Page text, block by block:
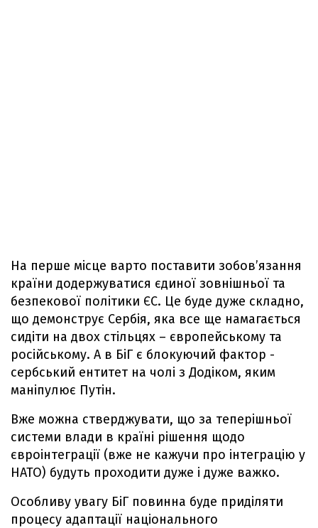
На перше місце варто поставити зобов’язання
країни додержуватися єдиної зовнішньої та
безпекової політики ЄС. Це буде дуже складно,
що демонструє Сербія, яка все ще намагається
сидіти на двох стільцях – європейському та
російському. А в БіГ є блокуючий фактор -
сербський ентитет на чолі з Додіком, яким
маніпулює Путін.
Вже можна стверджувати, що за теперішньої
системи влади в країні рішення щодо
євроінтеграції (вже не кажучи про інтеграцію у
НАТО) будуть проходити дуже і дуже важко.
Особливу увагу БіГ повинна буде приділяти
процесу адаптації національного